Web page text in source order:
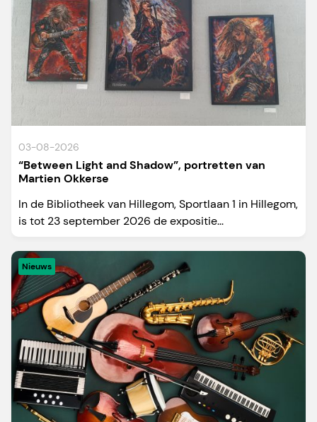
03-08-2026
“Between Light and Shadow”, portretten van
Martien Okkerse
In de Bibliotheek van Hillegom, Sportlaan 1 in Hillegom,
is tot 23 september 2026 de expositie...
Nieuws